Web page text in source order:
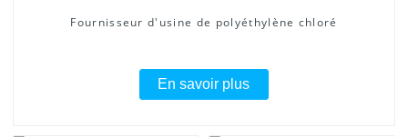
Fournisseur d'usine de polyéthylène chloré
En savoir plus